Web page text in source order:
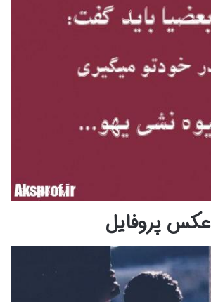
عکس پروفایل